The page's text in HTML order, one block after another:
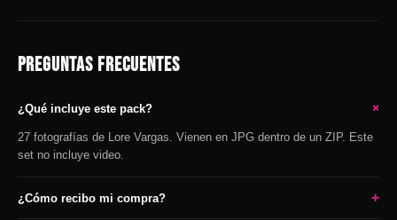
PREGUNTAS FRECUENTES
¿Qué incluye este pack? +
27 fotografías de Lore Vargas. Vienen en JPG dentro de un ZIP. Este
set no incluye video.
¿Cómo recibo mi compra? +